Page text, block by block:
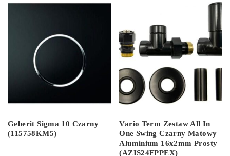
Geberit Sigma 10 Czarny
(115758KM5)
Vario Term Zestaw All In
One Swing Czarny Matowy
Aluminium 16x2mm Prosty
(AZIS24FPPEX)